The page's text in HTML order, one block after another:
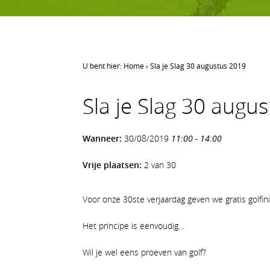
Leren golfen
Onze waarden
U bent hier: Home› Sla je Slag 30 augustus 2019
Sla je Slag 30
Wanneer: 30/08/2019 11:00 - 14:00
Vrije plaatsen: 2 van 30
Voor onze 30ste verjaardag geven we gratis
Het principe is eenvoudig…
Wil je wel eens proeven van golf?